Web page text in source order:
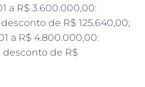
a R$ 3.600.000,00:
de R$ 125.640,00;
a R$ 4.800.000,00:
desconto de R$